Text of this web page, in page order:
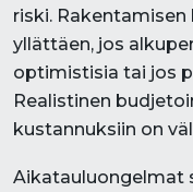
riski.
yllättäen, jos
optimistisia tai jos
Realistinen
kustannuksiin on
Aikatauluongelmat